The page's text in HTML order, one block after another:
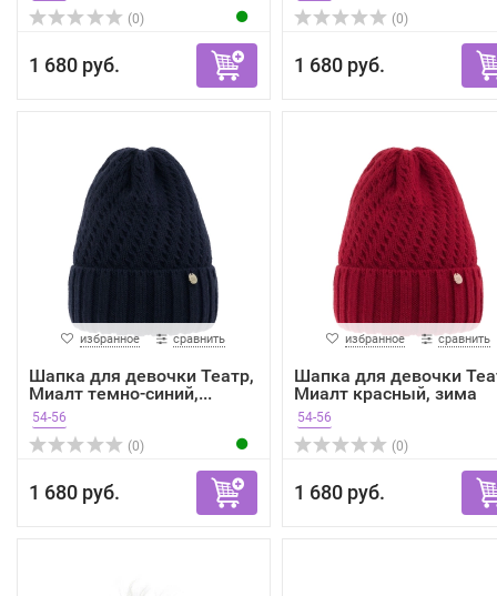
(0)
1 680 руб.
(0)
1 680 руб.
избранное сравнить
Шапка для девочки Театр,
Миалт темно-синий,...
54-56
(0)
1 680 руб.
избранное сравнить
Шапка для девочки
Миалт красный, зима
54-56
(0)
1 680 руб.